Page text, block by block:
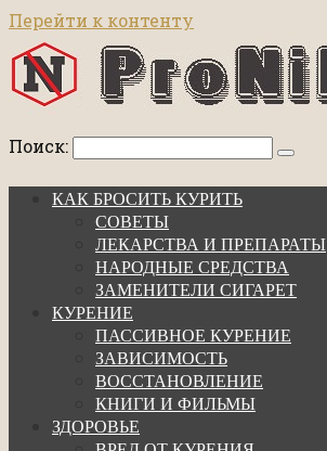
Перейти к контенту
Поиск:
КАК БРОСИТЬ КУРИТЬ
СОВЕТЫ
ЛЕКАРСТВА И ПРЕПАРАТЫ
НАРОДНЫЕ СРЕДСТВА
ЗАМЕНИТЕЛИ СИГАРЕТ
КУРЕНИЕ
ПАССИВНОЕ КУРЕНИЕ
ЗАВИСИМОСТЬ
ВОССТАНОВЛЕНИЕ
КНИГИ И ФИЛЬМЫ
ЗДОРОВЬЕ